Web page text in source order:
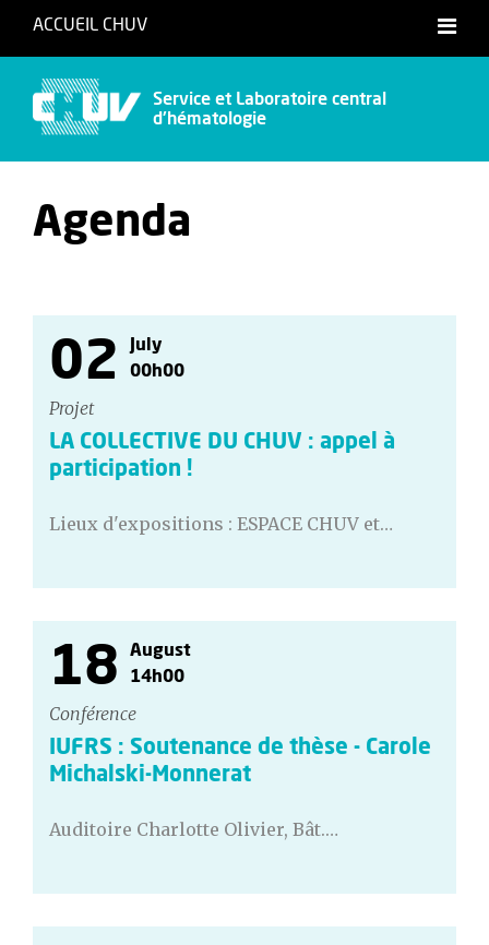
ACCUEIL CHUV
Service et Laboratoire central
d'hématologie
Agenda
02
July
00h00
Projet
LA COLLECTIVE DU CHUV : appel à
participation !
Lieux d'expositions : ESPACE CHUV et…
18
August
14h00
Conférence
IUFRS : Soutenance de thèse - Carole
Michalski-Monnerat
Auditoire Charlotte Olivier, Bât.…